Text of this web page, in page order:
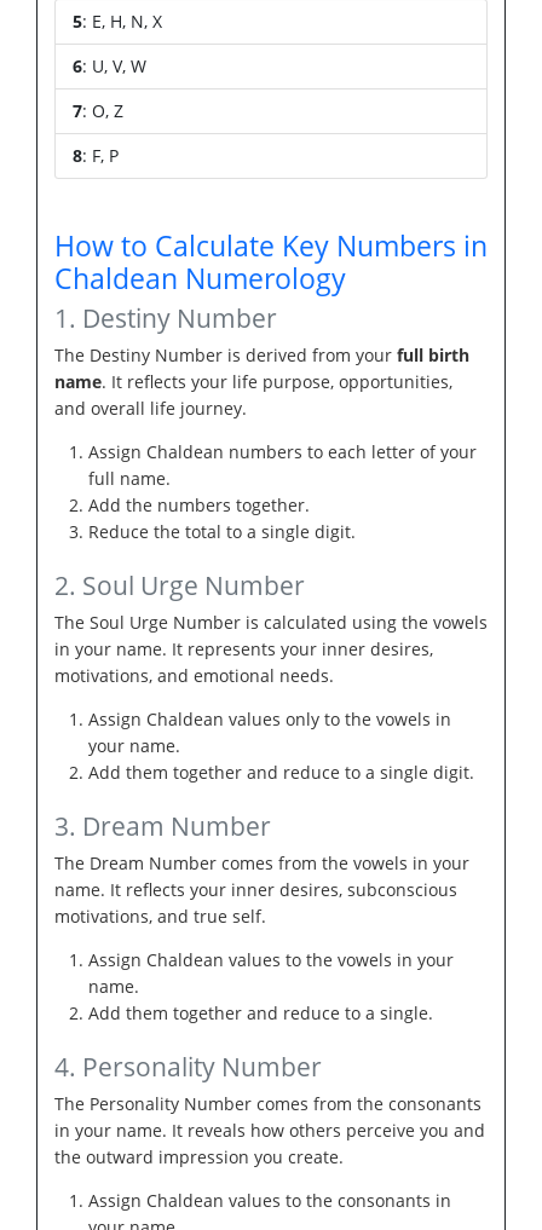
5: E, H, N, X
6: U, V, W
7: O, Z
8: F, P
How to Calculate Key Numbers in
Chaldean Numerology
1. Destiny Number
The Destiny Number is derived from your full birth
name. It reflects your life purpose, opportunities,
and overall life journey.
Assign Chaldean numbers to each letter of your
full name.
Add the numbers together.
Reduce the total to a single digit.
2. Soul Urge Number
The Soul Urge Number is calculated using the vowels
in your name. It represents your inner desires,
motivations, and emotional needs.
Assign Chaldean values only to the vowels in
your name.
Add them together and reduce to a single digit.
3. Dream Number
The Dream Number comes from the vowels in your
name. It reflects your inner desires, subconscious
motivations, and true self.
Assign Chaldean values to the vowels in your
name.
Add them together and reduce to a single.
4. Personality Number
The Personality Number comes from the consonants
in your name. It reveals how others perceive you and
the outward impression you create.
Assign Chaldean values to the consonants in